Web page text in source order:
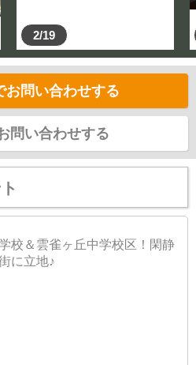
2/19
お問い合わせする
問い合わせする
校＆雲雀ヶ丘中学校区！閑静
に立地♪